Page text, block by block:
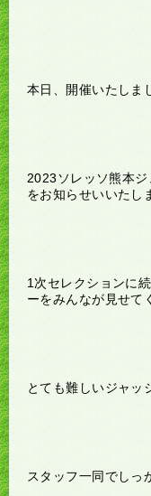
本日、開催いたしま
2023ソレッソ熊本
をお知らせいいたし
1次セレクションに
ーをみんなが見せて
とても難しいジャッ
スタッフ一同でしっ